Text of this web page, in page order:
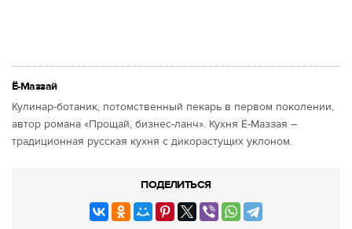
Ё-Маззай
Кулинар-ботаник, потомственный пекарь в первом поколении,
автор романа «Прощай, бизнес-ланч». Кухня Ё-Маззая –
традиционная русская кухня с дикорастущих уклоном.
ПОДЕЛИТЬСЯ